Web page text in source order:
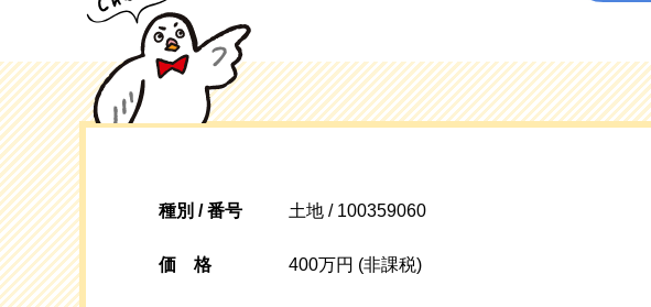
種別 / 番号 土地 / 100359060
価格 400万円 (非課税)